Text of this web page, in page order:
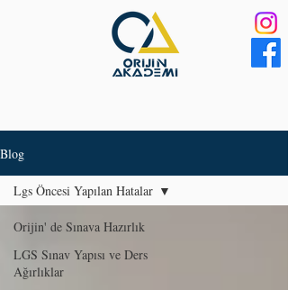
Blog
Orijin' de Sınava Hazırlık
LGS Sınav Yapısı ve Ders
Ağırlıklar
Lgs Öncesi Yapılan Hatalar